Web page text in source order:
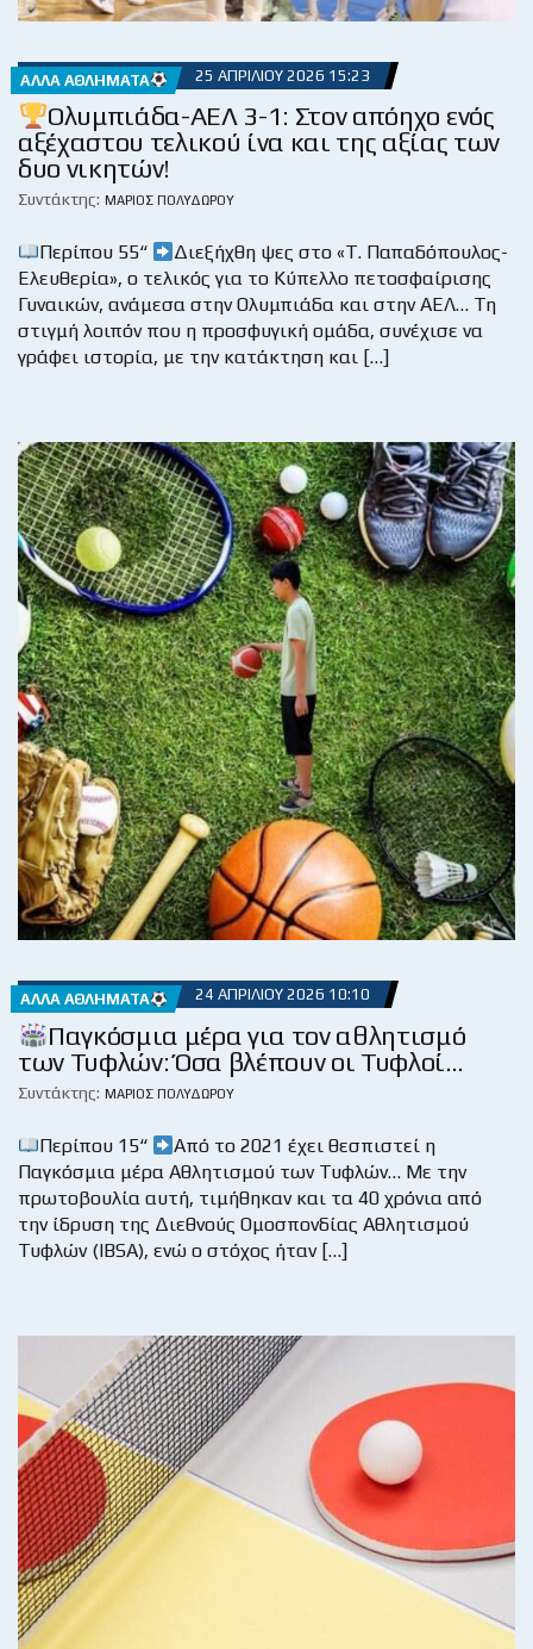
ΆΛΛΑ ΑΘΛΉΜΑΤΑ 25 ΑΠΡΙΛΊΟΥ 2026 15:23
Ολυμπιάδα-ΑΕΛ 3-1: Στον απόηχο ενός
αξέχαστου τελικού ίνα και της αξίας των
δυο νικητών!
Συντάκτης: ΜΆΡΙΟΣ ΠΟΛΥΔΏΡΟΥ
Περίπου 55“
Διεξήχθη ψες στο «Τ. Παπαδόπουλος-
Ελευθερία», ο τελικός για το Κύπελλο πετοσφαίρισης
Γυναικών, ανάμεσα στην Ολυμπιάδα και στην ΑΕΛ… Τη
στιγμή λοιπόν που η προσφυγική ομάδα, συνέχισε να
γράφει ιστορία, με την κατάκτηση και […]
ΆΛΛΑ ΑΘΛΉΜΑΤΑ 24 ΑΠΡΙΛΊΟΥ 2026 10:10
Παγκόσμια μέρα για τον αθλητισμό
των Τυφλών: Όσα βλέπουν οι Τυφλοί…
Συντάκτης: ΜΆΡΙΟΣ ΠΟΛΥΔΏΡΟΥ
Περίπου 15“
Από το 2021 έχει θεσπιστεί η
Παγκόσμια μέρα Αθλητισμού των Τυφλών… Με την
πρωτοβουλία αυτή, τιμήθηκαν και τα 40 χρόνια από
την ίδρυση της Διεθνούς Ομοσπονδίας Αθλητισμού
Τυφλών (IBSA), ενώ ο στόχος ήταν […]